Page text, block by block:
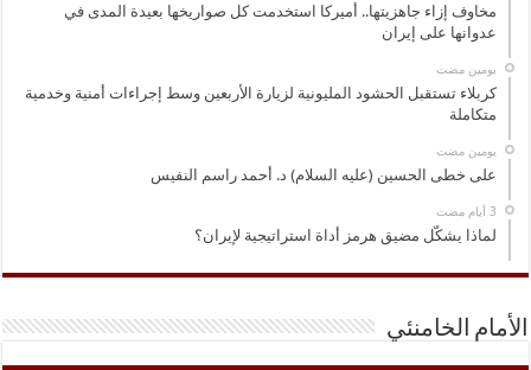
مخاوف إزاء جاهزيتها.. أميركا استخدمت كل صواريخها بعيدة المدى في
عدوانها على إيران
‏يومين مضت
كربلاء تستقبل الحشود المليونية لزيارة الأربعين وسط إجراءات أمنية وخدمية
متكاملة
‏يومين مضت
على خطى الحسين (عليه السلام) د. أحمد راسم النفيس
لماذا يشكّل مضيق هرمز أداة استراتيجية لإيران؟
الأمام الخامنئي